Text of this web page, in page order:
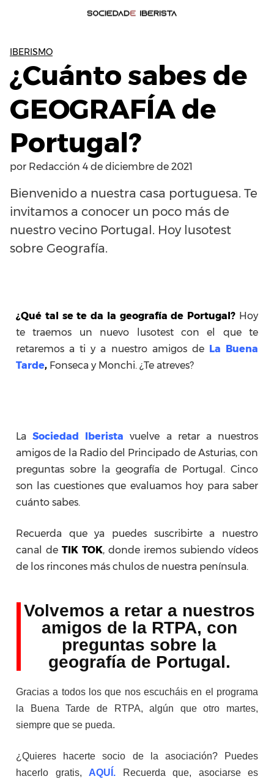
IBERISMO
¿Cuánto sabes de
GEOGRAFÍA de
Portugal?
por Redacción 4 de diciembre de 2021
Bienvenido a nuestra casa portuguesa. Te
invitamos a conocer un poco más de
nuestro vecino Portugal. Hoy lusotest
sobre Geografía.
¿Qué tal se te da la geografía de Portugal? Hoy
te traemos un nuevo lusotest con el que te
retaremos a ti y a nuestro amigos de
La Buena
Tarde, Fonseca y Monchi. ¿Te atreves?
LaSociedad Iberista vuelve a retar a nuestros
amigos de la Radio del Principado de Asturias, con
preguntas sobre la geografía de Portugal. Cinco
son las cuestiones que evaluamos hoy para saber
cuánto sabes.
Recuerda que ya puedes suscribirte a nuestro
canal de TIK TOK, donde iremos subiendo vídeos
de los rincones más chulos de nuestra península.
Volvemos a retar a nuestros
amigos de la RTPA, con
preguntas sobre la
geografía de Portugal.
Gracias a todos los que nos escucháis en el programa
la Buena Tarde de RTPA, algún que otro martes,
siempre que se pueda.
¿Quieres hacerte socio de la asociación? Puedes
hacerlo gratis, AQUÍ.
Recuerda que, asociarse es